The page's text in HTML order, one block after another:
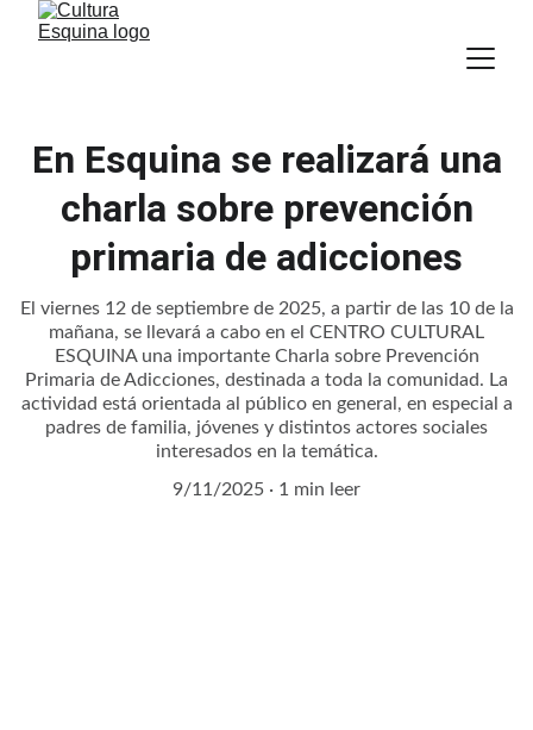
En Esquina se realizará una
charla sobre prevención
primaria de adicciones
El viernes 12 de septiembre de 2025, a partir de las 10 de la
mañana, se llevará a cabo en el CENTRO CULTURAL
ESQUINA una importante Charla sobre Prevención
Primaria de Adicciones, destinada a toda la comunidad. La
actividad está orientada al público en general, en especial a
padres de familia, jóvenes y distintos actores sociales
interesados en la temática.
9/11/2025
1 min leer